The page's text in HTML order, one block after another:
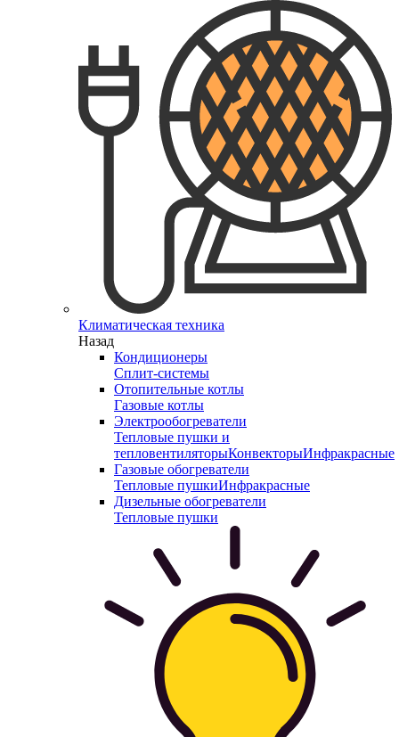
Климатическая техника
Назад
Кондиционеры
Сплит-системы
Отопительные котлы
Газовые котлы
Электрообогреватели
Тепловые пушки и
тепловентиляторыКонвекторыИнфракрасные
Газовые обогреватели
Тепловые пушкиИнфракрасные
Дизельные обогреватели
Тепловые пушки